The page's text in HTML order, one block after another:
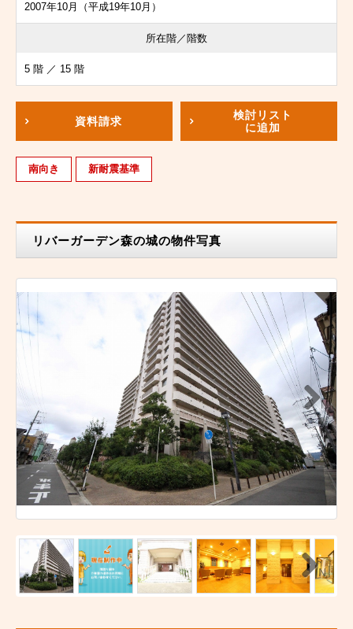
2007年10月（平成19年10月）
所在階／階数
5 階 ／ 15 階
資料請求
検討リスト
に追加
南向き 新耐震基準
リバーガーデン森の城の物件写真
N
ext
N
ext